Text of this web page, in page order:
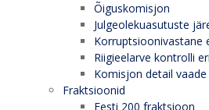
Õiguskomisjon
Julgeolekuasutuste
Korruptsioonivastane
Riigieelarve kontrolli
Komisjon detail vaade
Fraktsioonid
Eesti 200 fraktsioon